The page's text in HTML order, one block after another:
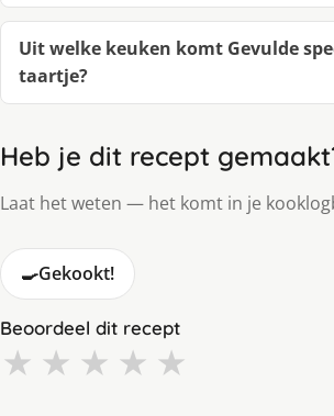
Uit welke keuken komt Gevulde
taartje?
Heb je dit recept
Laat het weten — het komt in je
🍳Gekookt!
Beoordeel dit recept
★ ★ ★ ★ ★